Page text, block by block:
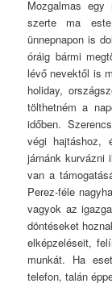
Mozgalmas
szerte ma
ünnepnapon is
óráig bármi
lévő nevektől is
holiday,
tölthetném a
időben.
végi hajtáshoz,
járnánk kurvázni
van a
Perez-féle
vagyok az
döntéseket
elképzeléseit,
munkát. Ha
telefon, talán